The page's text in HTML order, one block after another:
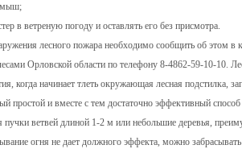
в ветреную погоду и оставлять его без присмотра.
лесного пожара необходимо сообщить об этом в
Орловской области по телефону 8-4862-59-10-10.
когда начинает тлеть окружающая лесная подстилка,
простой и вместе с тем достаточно эффективный
пучки ветвей длиной 1-2 м или небольшие деревья,
огня не дает должного эффекта, можно